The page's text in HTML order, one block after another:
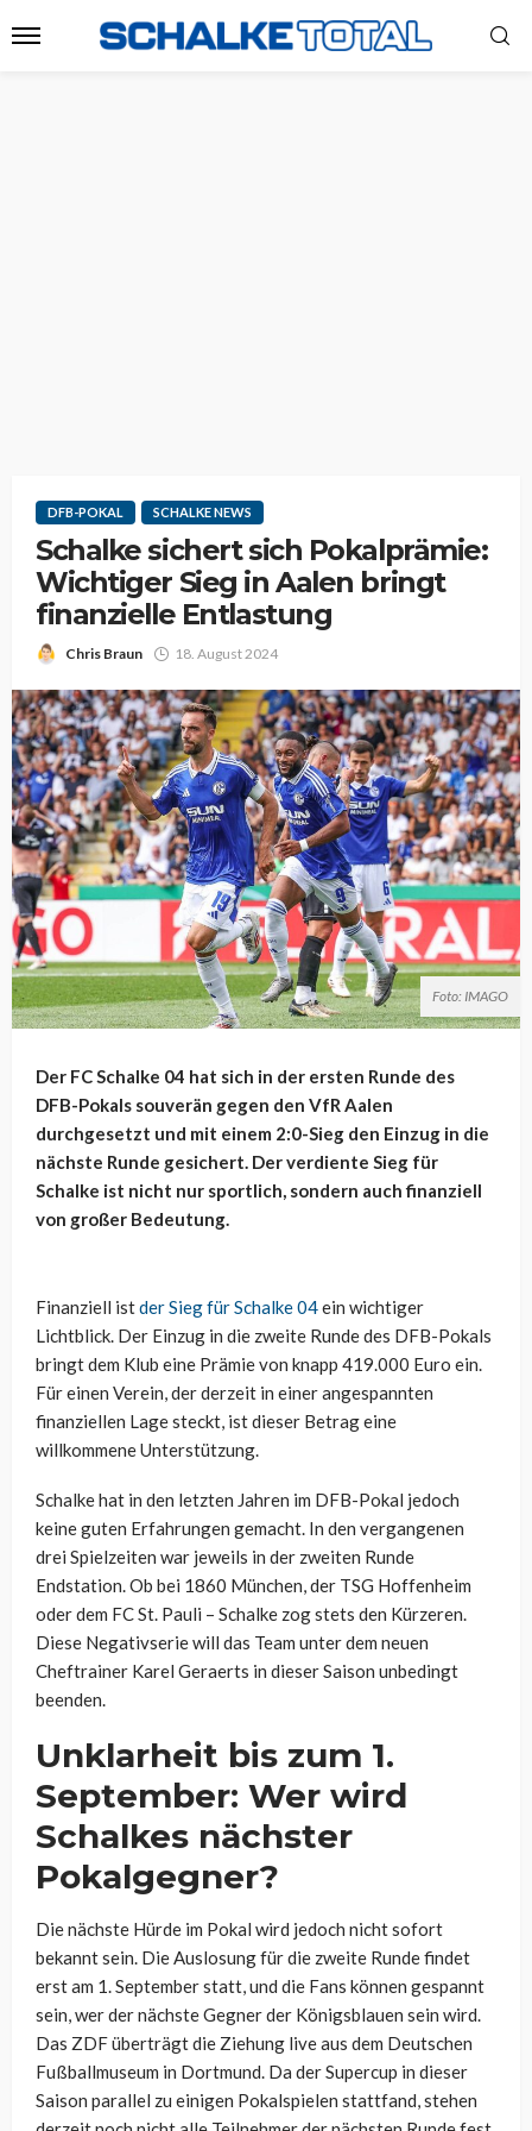
DFB-POKAL SCHALKE NEWS
Schalke sichert sich Pokalprämie:
Wichtiger Sieg in Aalen bringt
finanzielle Entlastung
Chris Braun 18. August 2024
Foto: IMAGO
Der FC Schalke 04 hat sich in der ersten Runde des
DFB-Pokals souverän gegen den VfR Aalen
durchgesetzt und mit einem 2:0-Sieg den Einzug in die
nächste Runde gesichert. Der verdiente Sieg für
Schalke ist nicht nur sportlich, sondern auch finanziell
von großer Bedeutung.
Finanziell istder Sieg für Schalke 04ein wichtiger
Lichtblick. Der Einzug in die zweite Runde des DFB-Pokals
bringt dem Klub eine Prämie von knapp 419.000 Euro ein.
Für einen Verein, der derzeit in einer angespannten
finanziellen Lage steckt, ist dieser Betrag eine
willkommene Unterstützung.
Schalke hat in den letzten Jahren im DFB-Pokal jedoch
keine guten Erfahrungen gemacht. In den vergangenen
drei Spielzeiten war jeweils in der zweiten Runde
Endstation. Ob bei 1860 München, der TSG Hoffenheim
oder dem FC St. Pauli – Schalke zog stets den Kürzeren.
Diese Negativserie will das Team unter dem neuen
Cheftrainer Karel Geraerts in dieser Saison unbedingt
beenden.
Unklarheit bis zum 1.
September: Wer wird
Schalkes nächster
Pokalgegner?
Die nächste Hürde im Pokal wird jedoch nicht sofort
bekannt sein. Die Auslosung für die zweite Runde findet
erst am 1. September statt, und die Fans können gespannt
sein, wer der nächste Gegner der Königsblauen sein wird.
Das ZDF überträgt die Ziehung live aus dem Deutschen
Fußballmuseum in Dortmund. Da der Supercup in dieser
Saison parallel zu einigen Pokalspielen stattfand, stehen